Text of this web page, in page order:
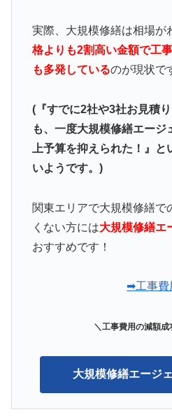
実際、大規模修繕は相場が
格よりも2割高い金額で工
も多発しているのが現状で
(『すでに2社や3社お見積
も、一度大規模修繕エージ
上予算を抑えられた！』
いようです。)
関東エリアで大規模修繕で
くない方には大規模修繕エ
おすすめです！
➡工事費
＼工事費用の減額成
大規模修繕エージ